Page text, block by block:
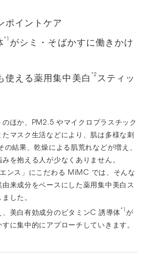
ポイントケア
*1 がシミ・そばかすに働きかけ
使える薬用集中美白 *2 スティッ
ほか、PM2.5 やマイクロプラスチック
たマスク生活などにより、肌は多様な刺
の結果、乾燥による肌荒れなどが増え、
を抱える人が少なくありません。
ンス」にこだわる MiMC では、そんな
来成分をベースにした薬用集中美白ス
した。
、美白有効成分のビタミンC 誘導体*1 が
に集中的にアプローチしていきます。